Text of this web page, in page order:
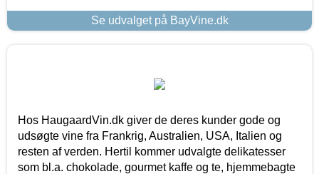
Se udvalget på BayVine.dk
Hos HaugaardVin.dk giver de deres kunder gode og
udsøgte vine fra Frankrig, Australien, USA, Italien og
resten af verden. Hertil kommer udvalgte delikatesser
som bl.a. chokolade, gourmet kaffe og te, hjemmebagte